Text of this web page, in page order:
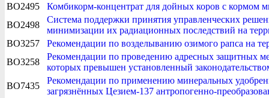
BO2495
Комбикорм-концентрат для дойных коров с кормом
BO2498
Система поддержки принятия управленческих
минимизации их радиационных последствий на
BO3257
Рекомендации по возделыванию озимого рапса на
BO3258
Рекомендации по проведению адресных защитных
которых превышен установленный
BO7435
Рекомендации по применению минеральных
загрязнённых Цезием-137 антропогенно-